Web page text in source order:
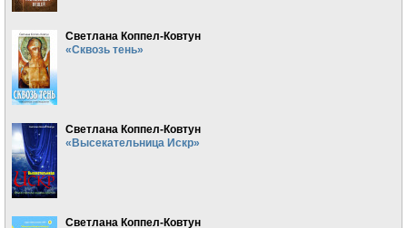
Светлана Коппел-Ковтун
«Сквозь тень»
Светлана Коппел-Ковтун
«Высекательница Искр»
Светлана Коппел-Ковтун